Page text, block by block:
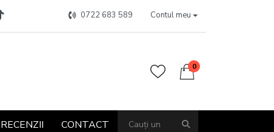
0722 683 589 Contul meu
0
RECENZII CONTACT